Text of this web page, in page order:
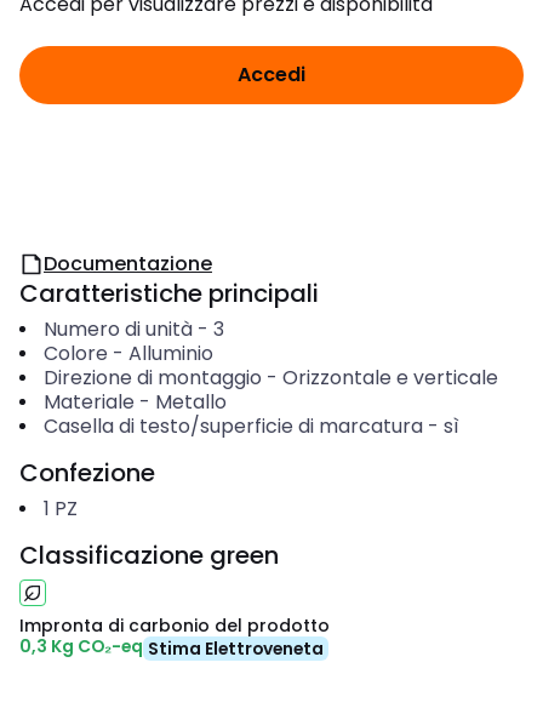
Accedi
Documentazione
Caratteristiche principali
Numero di unità- 3
Colore - Alluminio
Direzione di montaggio - Orizzontale e verticale
Materiale - Metallo
Casella di testo/superficie di marcatura- sì
Confezione
1 PZ
Classificazione green
Impronta di carbonio del prodotto
0,3 Kg CO₂-eq Stima Elettroveneta